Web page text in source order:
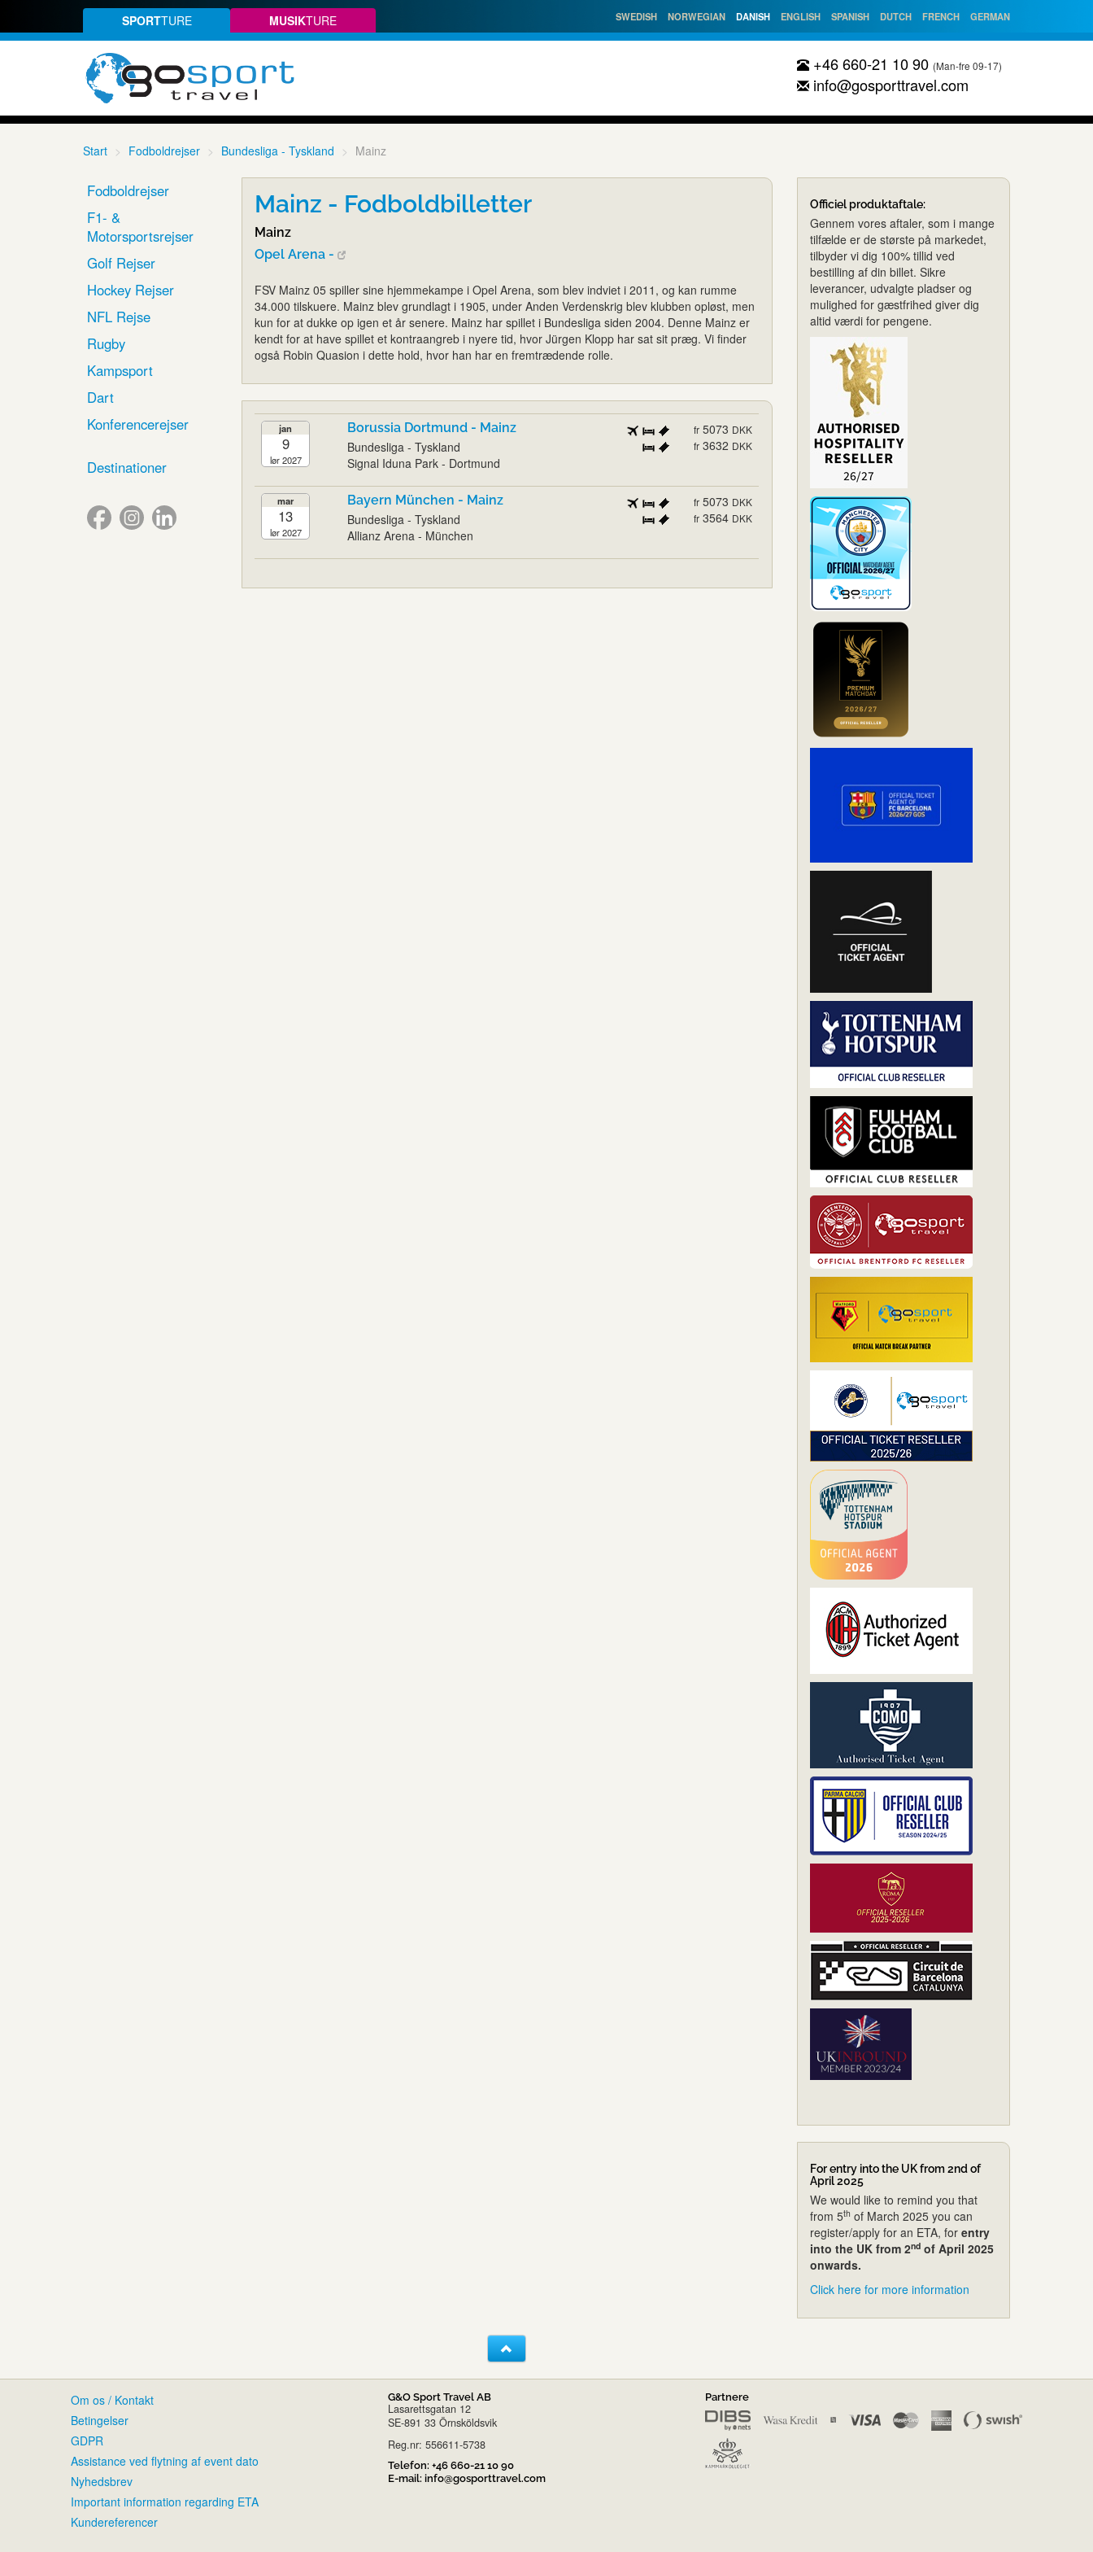
SPORTTURE MUSIKTURE SWEDISH NORWEGIAN DANISH ENGLISH SPANISH DUTCH FRENCH GERMAN
+46 660-21 10 90 (Man-fre 09-17)
info@gosporttravel.com
Start Fodboldrejser Bundesliga - Tyskland Mainz
Fodboldrejser
F1- &
Motorsportsrejser
Golf Rejser
Hockey Rejser
NFL Rejse
Rugby
Kampsport
Dart
Konferencerejser
Destinationer
Mainz - Fodboldbilletter
Mainz
Opel Arena -
FSV Mainz 05 spiller sine hjemmekampe i Opel Arena, som blev indviet i 2011, og kan rumme
34.000 tilskuere. Mainz blev grundlagt i 1905, under Anden Verdenskrig blev klubben opløst, men
kun for at dukke op igen et år senere. Mainz har spillet i Bundesliga siden 2004. Denne Mainz er
kendt for at have spillet et kontraangreb i nyere tid, hvor Jürgen Klopp har sat sit præg. Vi finder
også Robin Quasion i dette hold, hvor han har en fremtrædende rolle.
jan
9
lør 2027
Borussia Dortmund - Mainz
Bundesliga - Tyskland
Signal Iduna Park - Dortmund
fr 5073 DKK
fr 3632 DKK
mar
13
lør 2027
Bayern München - Mainz
Bundesliga - Tyskland
Allianz Arena - München
fr 5073 DKK
fr 3564 DKK
Officiel produktaftale:
Gennem vores aftaler, som i mange
tilfælde er de største på markedet,
tilbyder vi dig 100% tillid ved
bestilling af din billet. Sikre
leverancer, udvalgte pladser og
mulighed for gæstfrihed giver dig
altid værdi for pengene.
For entry into the UK from 2nd of
April 2025
We would like to remind you that
from 5th of March 2025 you can
register/apply for an ETA, for entry
into the UK from 2ndof April 2025
onwards.
Click here for more information
Om os / Kontakt
Betingelser
GDPR
Assistance ved flytning af event dato
Nyhedsbrev
Important information regarding ETA
Kundereferencer
G&O Sport Travel AB
Lasarettsgatan 12
SE-891 33 Örnsköldsvik
Reg.nr: 556611-5738
Telefon: +46 660-21 10 90
E-mail: info@gosporttravel.com
Partnere